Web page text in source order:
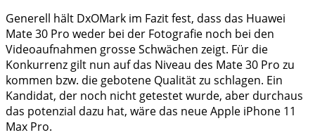
Generell hält DxOMark im Fazit fest, dass das Huawei
Mate 30 Pro weder bei der Fotografie noch bei den
Videoaufnahmen grosse Schwächen zeigt. Für die
Konkurrenz gilt nun auf das Niveau des Mate 30 Pro zu
kommen bzw. die gebotene Qualität zu schlagen. Ein
Kandidat, der noch nicht getestet wurde, aber durchaus
das potenzial dazu hat, wäre das neue Apple iPhone 11
Max Pro.